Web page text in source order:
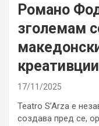
Романо
зголемам
креативции
17/11/2025
Teatro S’Arza е
создава пред се,